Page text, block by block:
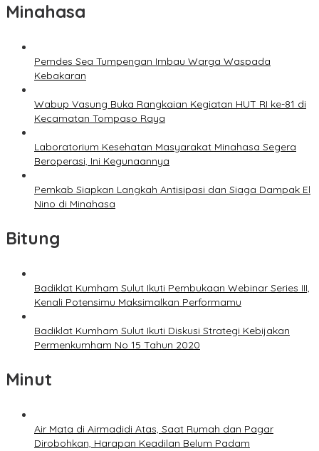
Minahasa
Pemdes Sea Tumpengan Imbau Warga Waspada
Kebakaran
Wabup Vasung Buka Rangkaian Kegiatan HUT RI ke-81 di
Kecamatan Tompaso Raya
Laboratorium Kesehatan Masyarakat Minahasa Segera
Beroperasi, Ini Kegunaannya
Pemkab Siapkan Langkah Antisipasi dan Siaga Dampak El
Nino di Minahasa
Bitung
Badiklat Kumham Sulut Ikuti Pembukaan Webinar Series III,
Kenali Potensimu Maksimalkan Performamu
Badiklat Kumham Sulut Ikuti Diskusi Strategi Kebijakan
Permenkumham No 15 Tahun 2020
Minut
Air Mata di Airmadidi Atas, Saat Rumah dan Pagar
Dirobohkan, Harapan Keadilan Belum Padam